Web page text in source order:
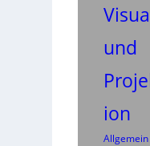
und
ion
Allgemein